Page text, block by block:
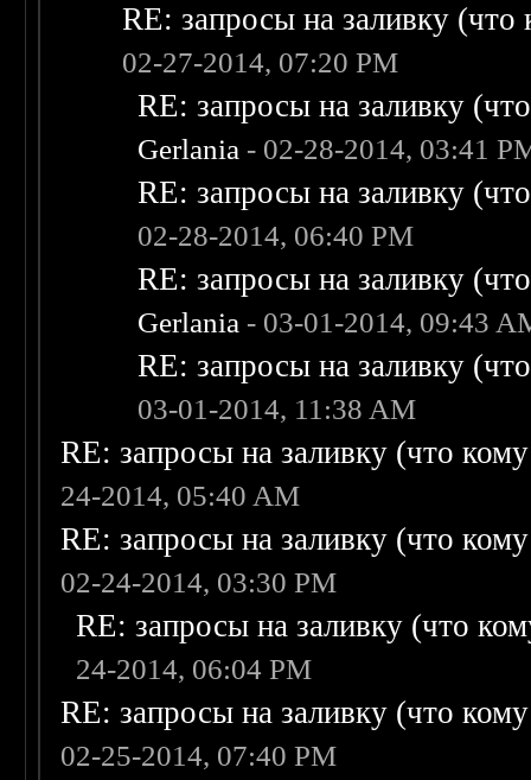
RE: запросы на заливку
02-27-2014, 07:20 PM
RE: запросы на заливку
Gerlania - 02-28-2014, 03:41
RE: запросы на заливку
02-28-2014, 06:40 PM
RE: запросы на заливку
Gerlania - 03-01-2014, 09:43
RE: запросы на заливку
03-01-2014, 11:38 AM
RE: запросы на заливку (что
24-2014, 05:40 AM
RE: запросы на заливку (что
02-24-2014, 03:30 PM
RE: запросы на заливку (что
24-2014, 06:04 PM
RE: запросы на заливку (что
02-25-2014, 07:40 PM